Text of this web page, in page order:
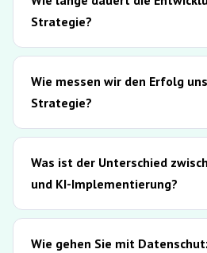
Strategie?
Wie messen wir den Erfolg
Strategie?
Was ist der Unterschied
und KI-Implementierung?
Wie gehen Sie mit